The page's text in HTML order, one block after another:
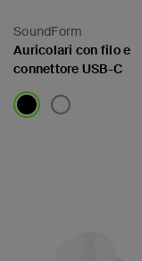
SoundForm
Auricolari con filo e
connettore USB-C